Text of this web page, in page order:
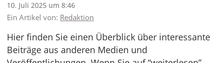
10. Juli 2025 um 8:46
Ein Artikel von: Redaktion
Hier finden Sie einen Überblick über interessante
Beiträge aus anderen Medien und